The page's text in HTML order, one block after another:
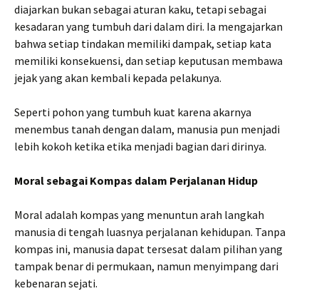
diajarkan bukan sebagai aturan kaku, tetapi sebagai
kesadaran yang tumbuh dari dalam diri. Ia mengajarkan
bahwa setiap tindakan memiliki dampak, setiap kata
memiliki konsekuensi, dan setiap keputusan membawa
jejak yang akan kembali kepada pelakunya.
Seperti pohon yang tumbuh kuat karena akarnya
menembus tanah dengan dalam, manusia pun menjadi
lebih kokoh ketika etika menjadi bagian dari dirinya.
Moral sebagai Kompas dalam Perjalanan Hidup
Moral adalah kompas yang menuntun arah langkah
manusia di tengah luasnya perjalanan kehidupan. Tanpa
kompas ini, manusia dapat tersesat dalam pilihan yang
tampak benar di permukaan, namun menyimpang dari
kebenaran sejati.